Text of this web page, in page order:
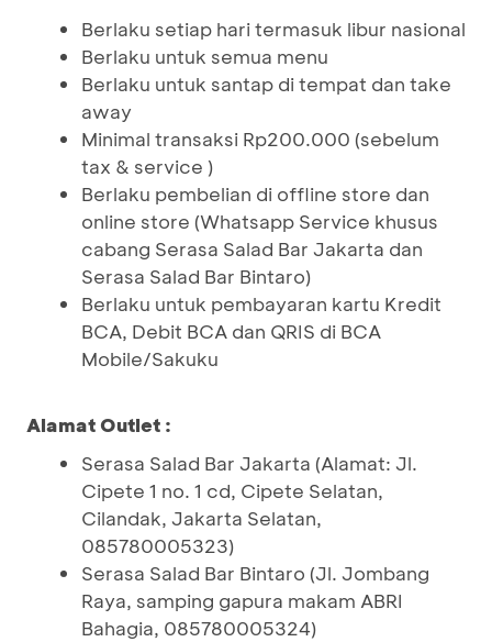
Berlaku setiap hari termasuk libur nasional
Berlaku untuk semua menu
Berlaku untuk santap di tempat dan take
away
Minimal transaksi Rp200.000 (sebelum
tax & service )
Berlaku pembelian di offline store dan
online store (Whatsapp Service khusus
cabang Serasa Salad Bar Jakarta dan
Serasa Salad Bar Bintaro)
Berlaku untuk pembayaran kartu Kredit
BCA, Debit BCA dan QRIS di BCA
Mobile/Sakuku
Alamat Outlet :
Serasa Salad Bar Jakarta (Alamat: Jl.
Cipete 1 no. 1 cd, Cipete Selatan,
Cilandak, Jakarta Selatan,
085780005323)
Serasa Salad Bar Bintaro (Jl. Jombang
Raya, samping gapura makam ABRI
Bahagia, 085780005324)